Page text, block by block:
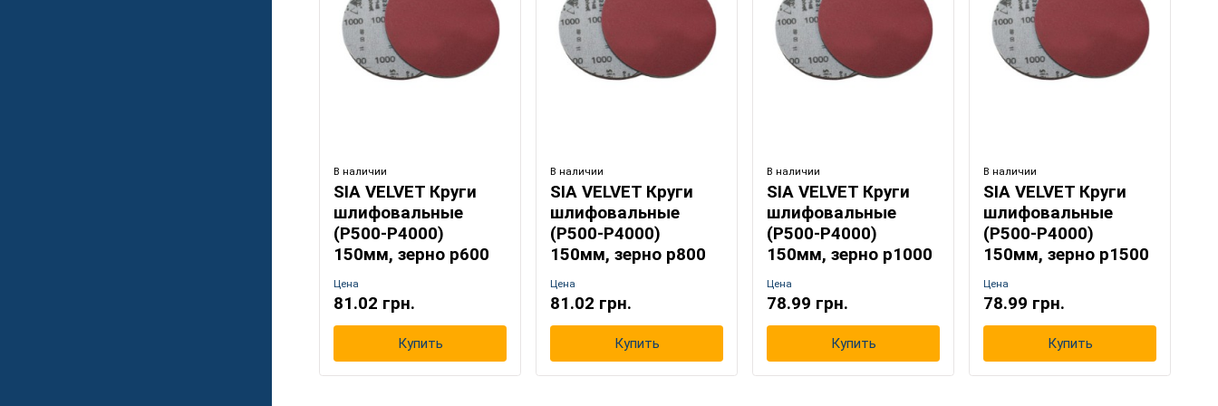
машинкой, что существенно экономит время.
Назначение:
- Velvet® был разработан специально для завершающей подготовки
В наличии
SIA VELVET Круги
шлифовальные
(Р500-Р4000)
150мм, зерно р600
Цена
81.02 грн.
Купить
В наличии
SIA VELVET Круги
шлифовальные
(Р500-Р4000)
150мм, зерно р800
Цена
81.02 грн.
Купить
В наличии
SIA VELVET Круги
шлифовальные
(Р500-Р4000)
150мм, зерно р1000
Цена
78.99 грн.
Купить
В наличии
SIA VELVET Круги
шлифовальные
(Р500-Р4000)
150мм, зерно р1500
Цена
78.99 грн.
Купить